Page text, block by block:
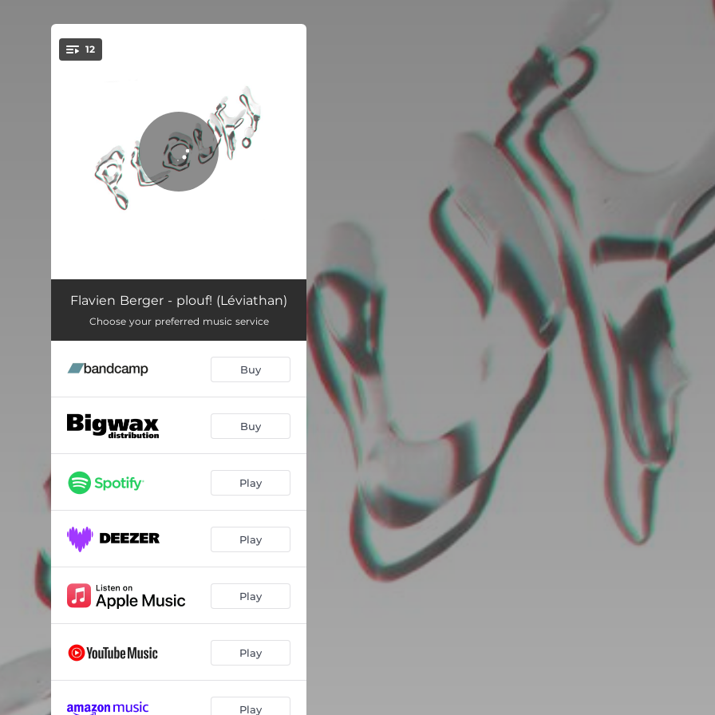
You're all set!
12
Mirai (Léviathan) 01:59
Adieu (Rue de la Victoire) 06:55
03:18
L'averse (Vendredi) 04:08
Tête en bas (88888888) 07:11
Bol chaud, bol froid
Water Signs (Saint-Donatien) 01:49
Le Malchin (Bleu sous-marin) 03:50
Loin de vous (Gravité) 02:46
Mi rey (Léviathan) 02:12
Flavien Berger - plouf! (Léviathan)
Choose your preferred music service
Buy
Buy
Play
Play
Play
Play
Play